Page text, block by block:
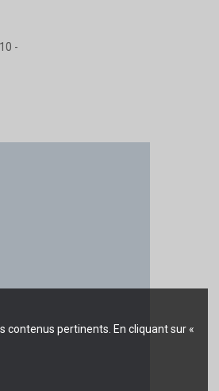
contenus pertinents. En cliquant sur «
-